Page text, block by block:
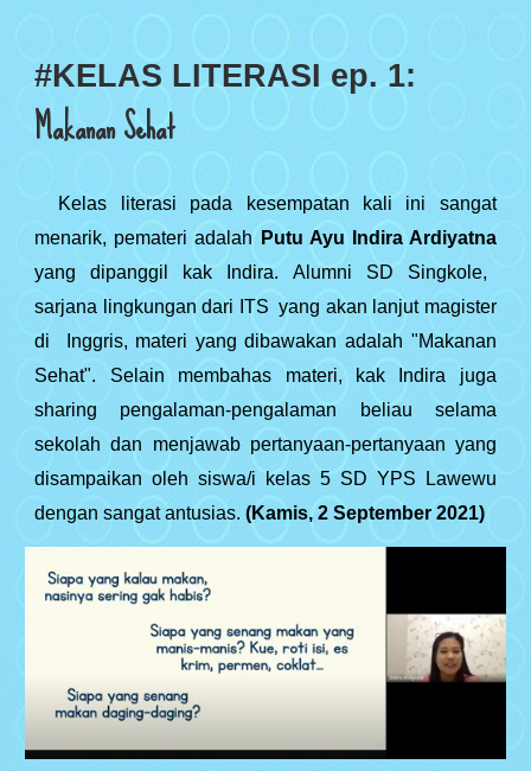
#KELAS LITERASI ep. 1:
Makanan Sehat
Kelas literasi pada kesempatan kali ini sangat
menarik, pemateri adalah
Putu Ayu Indira Ardiyatna
yang dipanggil kak Indira. Alumni SD Singkole,
sarjana lingkungan dari ITS yang akan lanjut magister
di Inggris, materi yang dibawakan adalah "Makanan
Sehat". Selain membahas materi, kak Indira juga
sharing pengalaman-pengalaman beliau selama
sekolah dan menjawab pertanyaan-pertanyaan yang
disampaikan oleh siswa/i kelas 5 SD YPS Lawewu
dengan sangat antusias.(Kamis, 2 September 2021)